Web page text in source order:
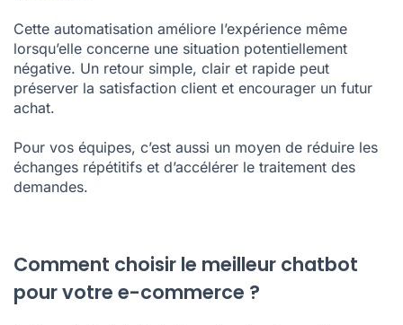
Cette automatisation améliore l’expérience même
lorsqu’elle concerne une situation potentiellement
négative. Un retour simple, clair et rapide peut
préserver la satisfaction client et encourager un futur
achat.
Pour vos équipes, c’est aussi un moyen de réduire les
échanges répétitifs et d’accélérer le traitement des
demandes.
Comment choisir le meilleur chatbot
pour votre e-commerce ?